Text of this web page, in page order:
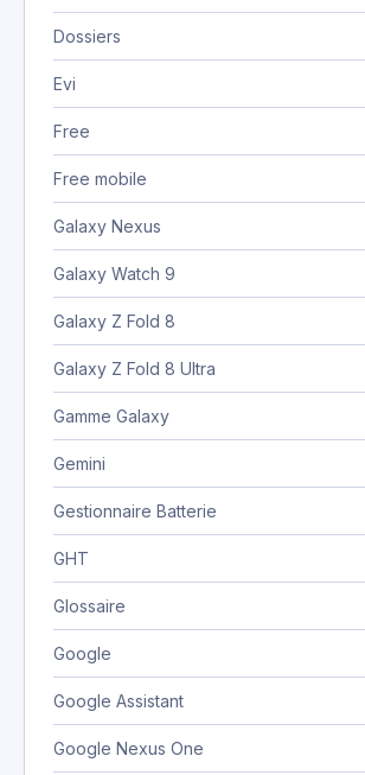
Dossiers
Evi
Free
Free mobile
Galaxy Nexus
Galaxy Watch 9
Galaxy Z Fold 8
Galaxy Z Fold 8 Ultra
Gamme Galaxy
Gemini
Gestionnaire Batterie
GHT
Glossaire
Google
Google Assistant
Google Nexus One